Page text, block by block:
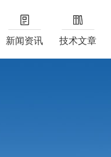
新闻资讯 技术文章